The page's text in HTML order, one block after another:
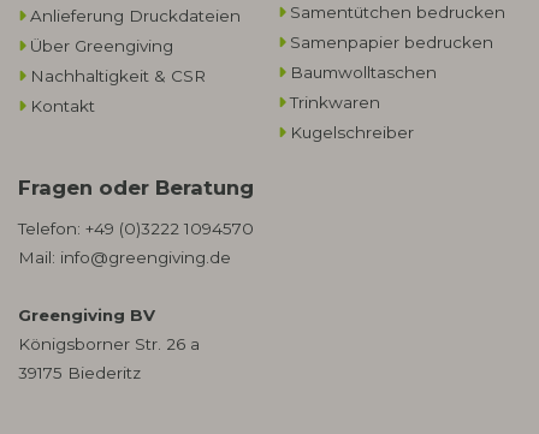
Anlieferung Druckdateien
Über Greengiving
Nachhaltigkeit & CSR
Kontakt
Samentütchen bedrucken
Samenpapier bedrucken
Baumwolltaschen​
Trinkwaren
Kugelschreiber
Fragen oder Beratung
Telefon: +49 (0)3222 1094570
Mail: info@greengiving.de
Greengiving BV
Königsborner Str. 26 a
39175 Biederitz